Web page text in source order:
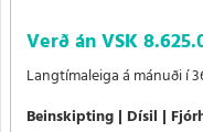
Verð án VSK
Langtímaleiga á mánuði í
Beinskipting Dísil